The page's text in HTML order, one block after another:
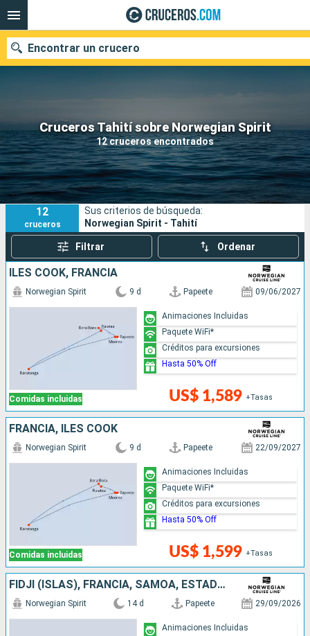
Cruceros Tahití sobre Norwegian Spirit
12 cruceros encontrados
Encontrar un crucero
Nuestros destinos
Fecha de salida
Puertos Compañías
Buscar
12
cruceros
Sus criterios de búsqueda:
Norwegian Spirit - Tahití
Filtrar Ordenar
ILES COOK, FRANCIA
Comidas incluidas
Norwegian Spirit 9 d Papeete 09/06/2027
US$ 1,589 +Tasas
Animaciones Incluidas
Paquete WiFi*
Créditos para excursiones
Hasta 50% Off
FRANCIA, ILES COOK
Comidas incluidas
Norwegian Spirit 9 d Papeete 22/09/2027
US$ 1,599 +Tasas
Animaciones Incluidas
Paquete WiFi*
Créditos para excursiones
Hasta 50% Off
FIDJI (ISLAS), FRANCIA, SAMOA, ESTADOS UNIDOS, ILES COOK
Norwegian Spirit 14 d Papeete 29/09/2026
Animaciones Incluidas